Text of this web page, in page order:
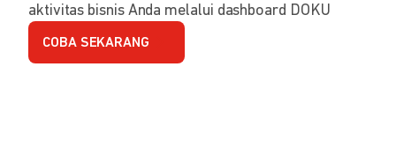
aktivitas bisnis Anda melalui dashboard DOKU
COBA SEKARANG